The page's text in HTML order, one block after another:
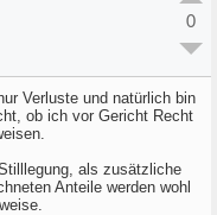
0
Verluste und natürlich bin
ob ich vor Gericht Recht
als zusätzliche
Anteile werden wohl